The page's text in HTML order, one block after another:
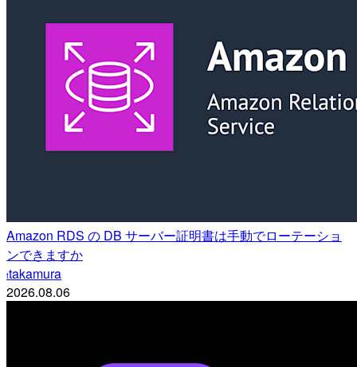
Amazon RDS の DB サーバー証明書は手動でローテーショ
ンできますか
ttakamura
2026.08.06